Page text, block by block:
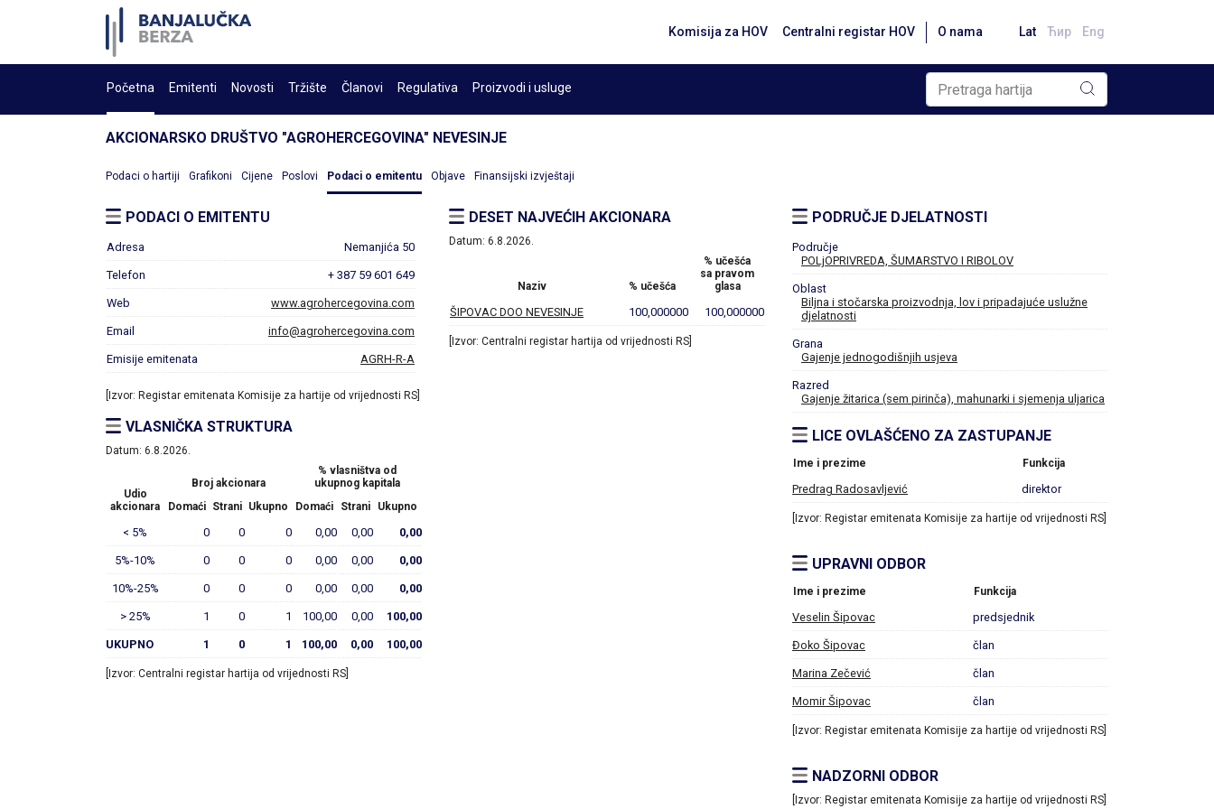
Komisija za HOV Centralni registar HOV O nama Lat Ћир Eng
Početna Emitenti Novosti Tržište Članovi Regulativa Proizvodi i usluge
AKCIONARSKO DRUŠTVO "AGROHERCEGOVINA" NEVESINJE
Podaci o hartiji Grafikoni Cijene Poslovi Podaci o emitentu Objave Finansijski izvještaji
PODACI O EMITENTU
Adresa Nemanjića 50
Telefon + 387 59 601 649
Web www.agrohercegovina.com
Email info@agrohercegovina.com
Emisije emitenata AGRH-R-A
[Izvor: Registar emitenata Komisije za hartije od vrijednosti RS]
VLASNIČKA STRUKTURA
Datum: 6.8.2026.
Udio
akcionara
Broj akcionara
% vlasništva od
ukupnog kapitala
Domaći Strani Ukupno Domaći Strani Ukupno
< 5% 0 0 0 0,00 0,00 0,00
5%-10% 0 0 0 0,00 0,00 0,00
10%-25% 0 0 0 0,00 0,00 0,00
> 25% 1 0 1 100,00 0,00 100,00
UKUPNO 1 0 1 100,00 0,00 100,00
[Izvor: Centralni registar hartija od vrijednosti RS]
DESET NAJVEĆIH AKCIONARA
Datum: 6.8.2026.
Naziv % učešća
% učešća
sa pravom
glasa
ŠIPOVAC DOO NEVESINJE 100,000000 100,000000
[Izvor: Centralni registar hartija od vrijednosti RS]
PODRUČJE DJELATNOSTI
Područje
POLjOPRIVREDA, ŠUMARSTVO I RIBOLOV
Oblast
Biljna i stočarska proizvodnja, lov i pripadajuće uslužne
djelatnosti
Grana
Gajenje jednogodišnjih usjeva
Razred
Gajenje žitarica (sem pirinča), mahunarki i sjemenja uljarica
LICE OVLAŠĆENO ZA ZASTUPANJE
Ime i prezime Funkcija
Predrag Radosavljević direktor
[Izvor: Registar emitenata Komisije za hartije od vrijednosti RS]
UPRAVNI ODBOR
Ime i prezime Funkcija
Veselin Šipovac predsjednik
Đoko Šipovac član
Marina Zečević član
Momir Šipovac član
[Izvor: Registar emitenata Komisije za hartije od vrijednosti RS]
NADZORNI ODBOR
[Izvor: Registar emitenata Komisije za hartije od vrijednosti RS]